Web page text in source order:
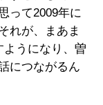
って2009年に
れが、まあま
うになり、曽
につながるん